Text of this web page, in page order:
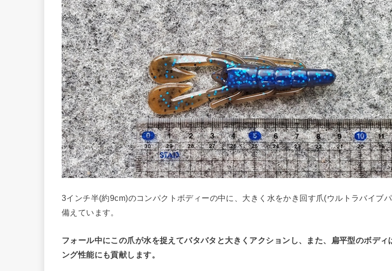
3インチ半(約9cm)のコンパクトボディーの中に、大きく水をかき回す爪(ウルトラバイブ
備えています。
フォール中にこの爪が水を捉えてバタバタと大きくアクションし、また、扁平型のボディ
ング性能にも貢献します。